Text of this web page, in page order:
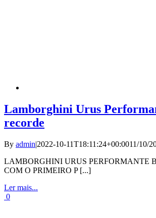
Lamborghini Urus
recorde
By admin|2022-10-11T18:11:24+00:0011/10/
LAMBORGHINI URUS PERFORMANTE
COM O PRIMEIRO P [...]
Ler mais...
0